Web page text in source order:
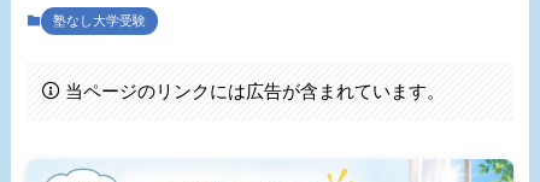
塾なし大学受験
当ページのリンクには広告が含まれています。